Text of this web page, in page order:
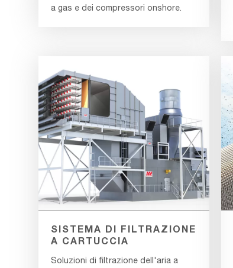
a gas e dei compressori onshore.
SISTEMA DI FILTRAZIONE
A CARTUCCIA
Soluzioni di filtrazione dell'aria a